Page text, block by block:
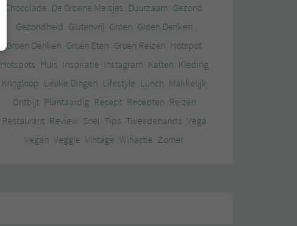
Chocolade De Groene Meisjes Duurzaam Gezond
Gezondheid Glutenvrij Groen Groen Denken
Groen Denken Groen Eten Groen Reizen Hotspot
Hotspots Huis Inspiratie Instagram Katten Kleding
Kringloop Leuke Dingen Lifestyle Lunch Makkelijk
Ontbijt Plantaardig Recept Recepten Reizen
Restaurant Review Snel Tips Tweedehands Vega
Vegan Veggie Vintage Winactie Zomer